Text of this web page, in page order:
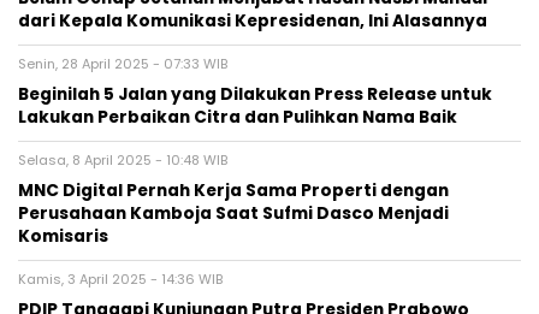
dari Kepala Komunikasi Kepresidenan, Ini Alasannya
Senin, 28 April 2025 - 07:33 WIB
Beginilah 5 Jalan yang Dilakukan Press Release untuk
Lakukan Perbaikan Citra dan Pulihkan Nama Baik
Selasa, 8 April 2025 - 10:48 WIB
MNC Digital Pernah Kerja Sama Properti dengan
Perusahaan Kamboja Saat Sufmi Dasco Menjadi
Komisaris
Kamis, 3 April 2025 - 14:36 WIB